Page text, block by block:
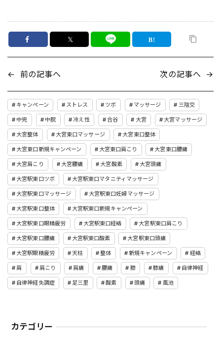
𝕏
← 前の記事へ 次の記事へ →
キャンペーン ストレス ツボ マッサージ 三陰交
中完 中脘 冷え性 合谷 大宮 大宮マッサージ
大宮整体 大宮東口マッサージ 大宮東口整体
大宮東口新規キャンペーン 大宮東口肩こり 大宮東口腰痛
大宮肩こり 大宮腰痛 大宮酸素 大宮頭痛
大宮駅東口ツボ 大宮駅東口マタニティマッサージ
大宮駅東口マッサージ 大宮駅東口妊婦マッサージ
大宮駅東口整体 大宮駅東口新規キャンペーン
大宮駅東口眼精疲労 大宮駅東口経絡 大宮駅東口肩こり
大宮駅東口腰痛 大宮駅東口酸素 大宮駅東口頭痛
大宮駅眼精疲労 天柱 整体 新規キャンペーン 経絡
肩 肩こり 肩痛 腰痛 膝 膝痛 自律神経
自律神経失調症 足三里 酸素 頭痛 風池
カテゴリー